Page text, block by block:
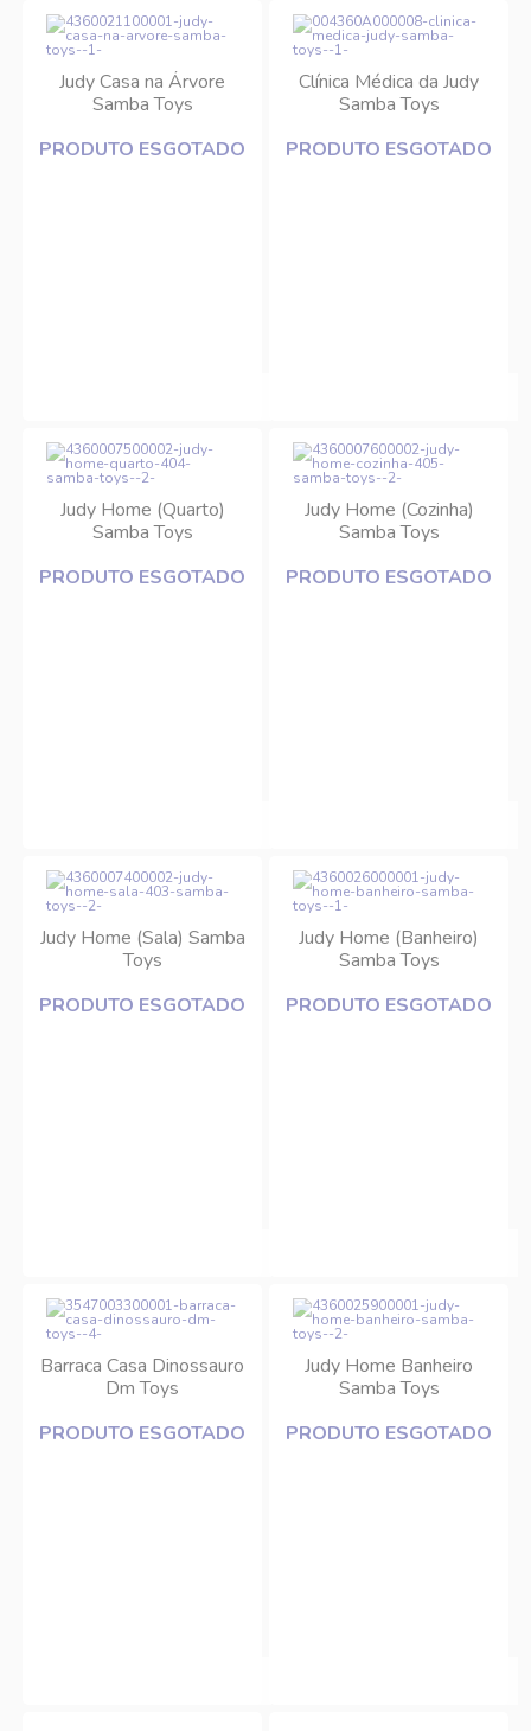
Judy Casa na Árvore
Samba Toys
PRODUTO ESGOTADO
Clínica Médica da Judy
Samba Toys
PRODUTO ESGOTADO
Judy Home (Quarto)
Samba Toys
PRODUTO ESGOTADO
Judy Home (Cozinha)
Samba Toys
PRODUTO ESGOTADO
Judy Home (Sala) Samba
Toys
PRODUTO ESGOTADO
Judy Home (Banheiro)
Samba Toys
PRODUTO ESGOTADO
Barraca Casa Dinossauro
Dm Toys
PRODUTO ESGOTADO
Judy Home Banheiro
Samba Toys
PRODUTO ESGOTADO